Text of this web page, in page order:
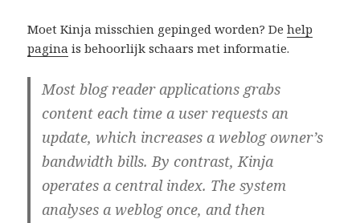
Moet Kinja misschien gepinged worden? Dehelp
pagina is behoorlijk schaars met informatie.
Most blog reader applications grabs
content each time a user requests an
update, which increases a weblog owner’s
bandwidth bills. By contrast, Kinja
operates a central index. The system
analyses a weblog once, and then